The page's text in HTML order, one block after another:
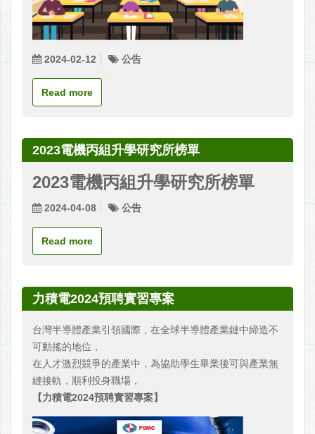
2024-02-12 公告
Read more
2023電機丙組升學研究所榜單
2023電機丙組升學研究所榜單
2024-04-08 公告
Read more
力積電2024預聘實習專案
台灣半導體產業引領國際，在全球半導體產業鏈中締造不
可動搖的地位，
在人才激烈競爭的產業中，為協助學生畢業後可與產業無
縫接軌，順利投身職場，
【力積電2024預聘實習專案】